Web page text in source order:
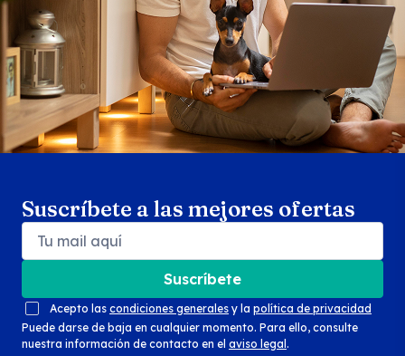
Suscríbete a las mejores ofertas
Suscríbete
Acepto las condiciones generales y la política de privacidad
Puede darse de baja en cualquier momento. Para ello, consulte
nuestra información de contacto en el aviso legal .
Search products